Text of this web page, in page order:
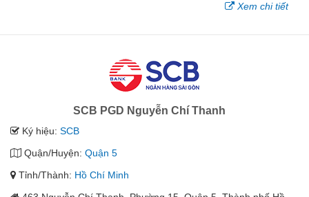
Xem chi tiết
SCB PGD Nguyễn Chí Thanh
Ký hiệu: SCB
Quận/Huyện: Quận 5
Tỉnh/Thành: Hồ Chí Minh